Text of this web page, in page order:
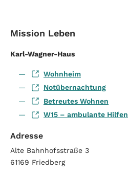
Mission Leben
Karl-Wagner-Haus
Wohnheim
Notübernachtung
Betreutes Wohnen
W15 – ambulante Hilfen
Adresse
Alte Bahnhofsstraße 3
61169 Friedberg